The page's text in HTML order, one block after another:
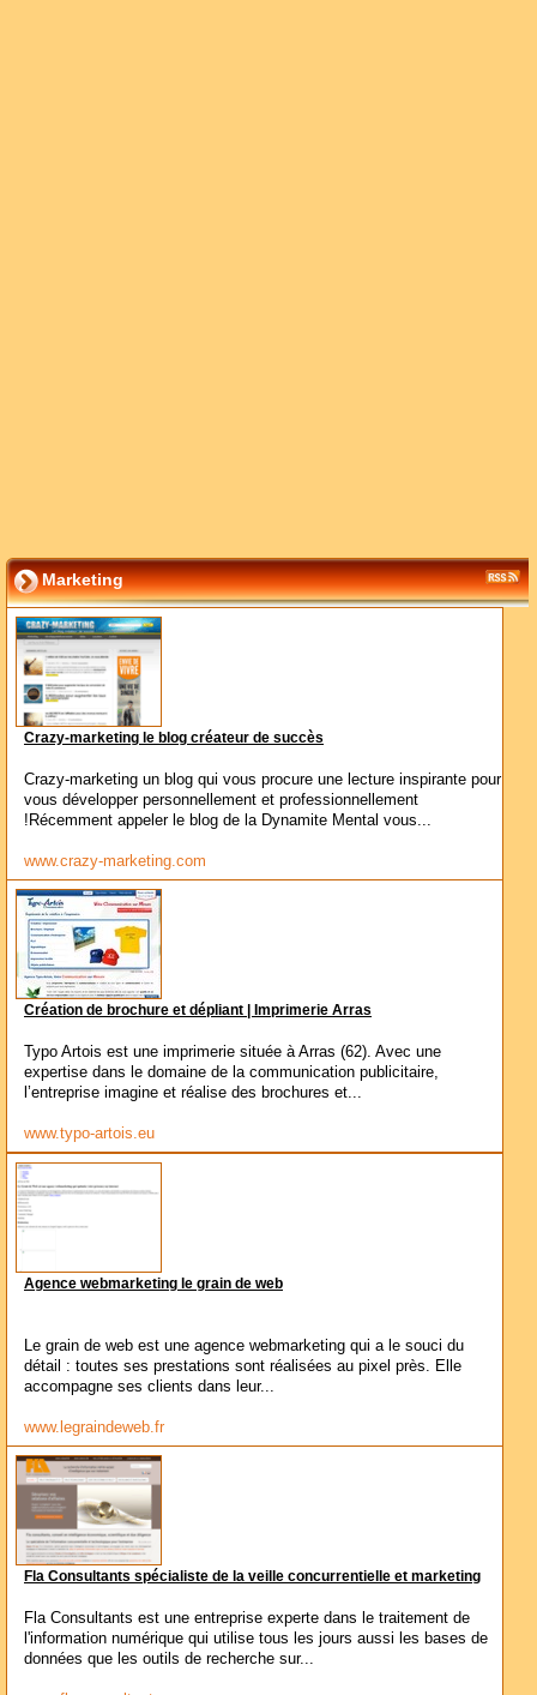
Marketing
Crazy-marketing le blog créateur de succès
Crazy-marketing un blog qui vous procure une lecture inspirante pour
vous développer personnellement et professionnellement
!Récemment appeler le blog de la Dynamite Mental vous...
www.crazy-marketing.com
Création de brochure et dépliant | Imprimerie Arras
Typo Artois est une imprimerie située à Arras (62). Avec une
expertise dans le domaine de la communication publicitaire,
l’entreprise imagine et réalise des brochures et...
www.typo-artois.eu
Agence webmarketing le grain de web
Le grain de web est une agence webmarketing qui a le souci du
détail : toutes ses prestations sont réalisées au pixel près. Elle
accompagne ses clients dans leur...
www.legraindeweb.fr
Fla Consultants spécialiste de la veille concurrentielle et marketing
Fla Consultants est une entreprise experte dans le traitement de
l'information numérique qui utilise tous les jours aussi les bases de
données que les outils de recherche sur...